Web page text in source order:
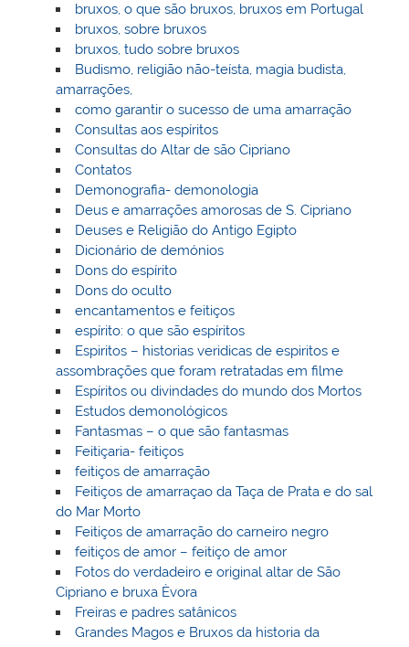
bruxos, o que são bruxos, bruxos em Portugal
bruxos, sobre bruxos
bruxos, tudo sobre bruxos
Budismo, religião não-teísta, magia budista,
amarrações,
como garantir o sucesso de uma amarração
Consultas aos espíritos
Consultas do Altar de são Cipriano
Contatos
Demonografia- demonologia
Deus e amarrações amorosas de S. Cipriano
Deuses e Religião do Antigo Egipto
Dicionário de demónios
Dons do espírito
Dons do oculto
encantamentos e feitiços
espírito: o que são espíritos
Espiritos – historias veridicas de espiritos e
assombrações que foram retratadas em filme
Espíritos ou divindades do mundo dos Mortos
Estudos demonológicos
Fantasmas – o que são fantasmas
Feitiçaria- feitiços
feitiços de amarração
Feitiços de amarraçao da Taça de Prata e do sal
do Mar Morto
Feitiços de amarração do carneiro negro
feitiços de amor – feitiço de amor
Fotos do verdadeiro e original altar de São
Cipriano e bruxa Èvora
Freiras e padres satânicos
Grandes Magos e Bruxos da historia da